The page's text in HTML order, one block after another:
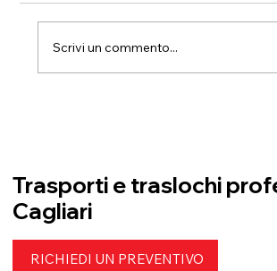
Scrivi un commento...
Trasporti e traslochi
Cagliari
RICHIEDI UN PREVENTIVO